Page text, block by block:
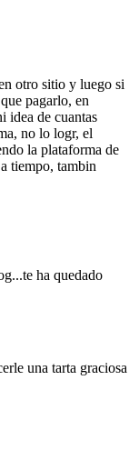
otro sitio y luego si
pagarlo, en
idea de cuantas
no lo logr, el
la plataforma de
tiempo, tambin
ha quedado
una tarta graciosa